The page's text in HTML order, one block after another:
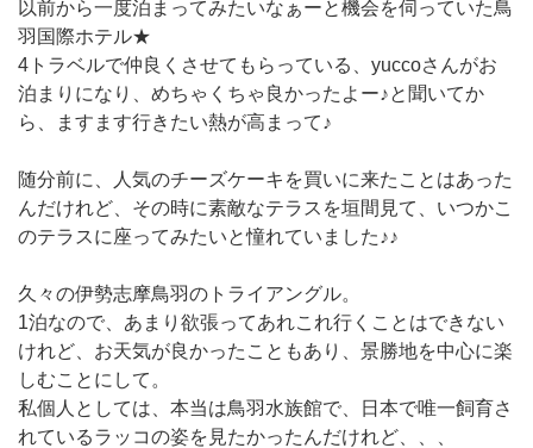
以前から一度泊まってみたいなぁーと機会を伺っていた鳥
羽国際ホテル★
4トラベルで仲良くさせてもらっている、yuccoさんがお
泊まりになり、めちゃくちゃ良かったよー♪と聞いてか
ら、ますます行きたい熱が高まって♪
随分前に、人気のチーズケーキを買いに来たことはあった
んだけれど、その時に素敵なテラスを垣間見て、いつかこ
のテラスに座ってみたいと憧れていました♪♪
久々の伊勢志摩鳥羽のトライアングル。
1泊なので、あまり欲張ってあれこれ行くことはできない
けれど、お天気が良かったこともあり、景勝地を中心に楽
しむことにして。
私個人としては、本当は鳥羽水族館で、日本で唯一飼育さ
れているラッコの姿を見たかったんだけれど、、、